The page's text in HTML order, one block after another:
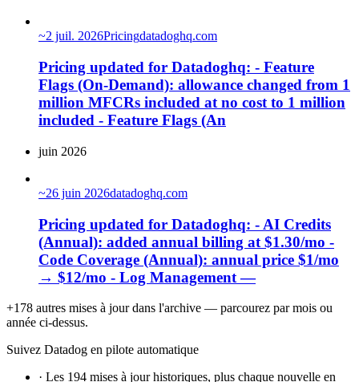
~2 juil. 2026Pricingdatadoghq.com
Pricing updated for Datadoghq: - Feature
Flags (On-Demand): allowance changed from 1
million MFCRs included at no cost to 1 million
included - Feature Flags (An
juin 2026
~26 juin 2026datadoghq.com
Pricing updated for Datadoghq: - AI Credits
(Annual): added annual billing at $1.30/mo -
Code Coverage (Annual): annual price $1/mo
→ $12/mo - Log Management —
+178 autres mises à jour dans l'archive — parcourez par mois ou
année ci-dessus.
Suivez Datadog en pilote automatique
· Les 194 mises à jour historiques, plus chaque nouvelle en